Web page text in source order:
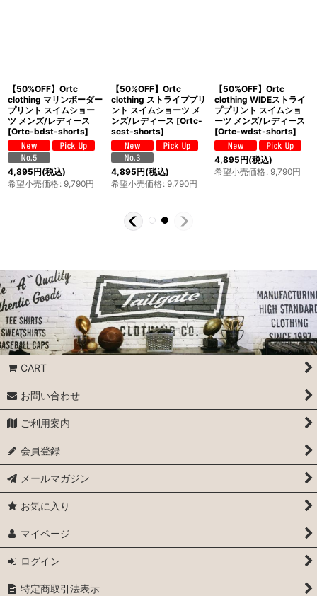
【50%OFF】Ortc
clothing マリンボーダー
プリント スイムショー
ツ メンズ/レディース
[Ortc-bdst-shorts]
4,895円(税込)
希望小売価格: 9,790円
【50%OFF】Ortc
clothing ストライププリ
ント スイムショーツ メ
ンズ/レディース [Ortc-
scst-shorts]
4,895円(税込)
希望小売価格: 9,790円
【50%OFF】Ortc
clothing WIDEストライ
ププリント スイムショ
ーツ メンズ/レディース
[Ortc-wdst-shorts]
4,895円(税込)
希望小売価格: 9,790円
CART
お問い合わせ
ご利用案内
会員登録
メールマガジン
お気に入り
マイページ
ログイン
特定商取引法表示